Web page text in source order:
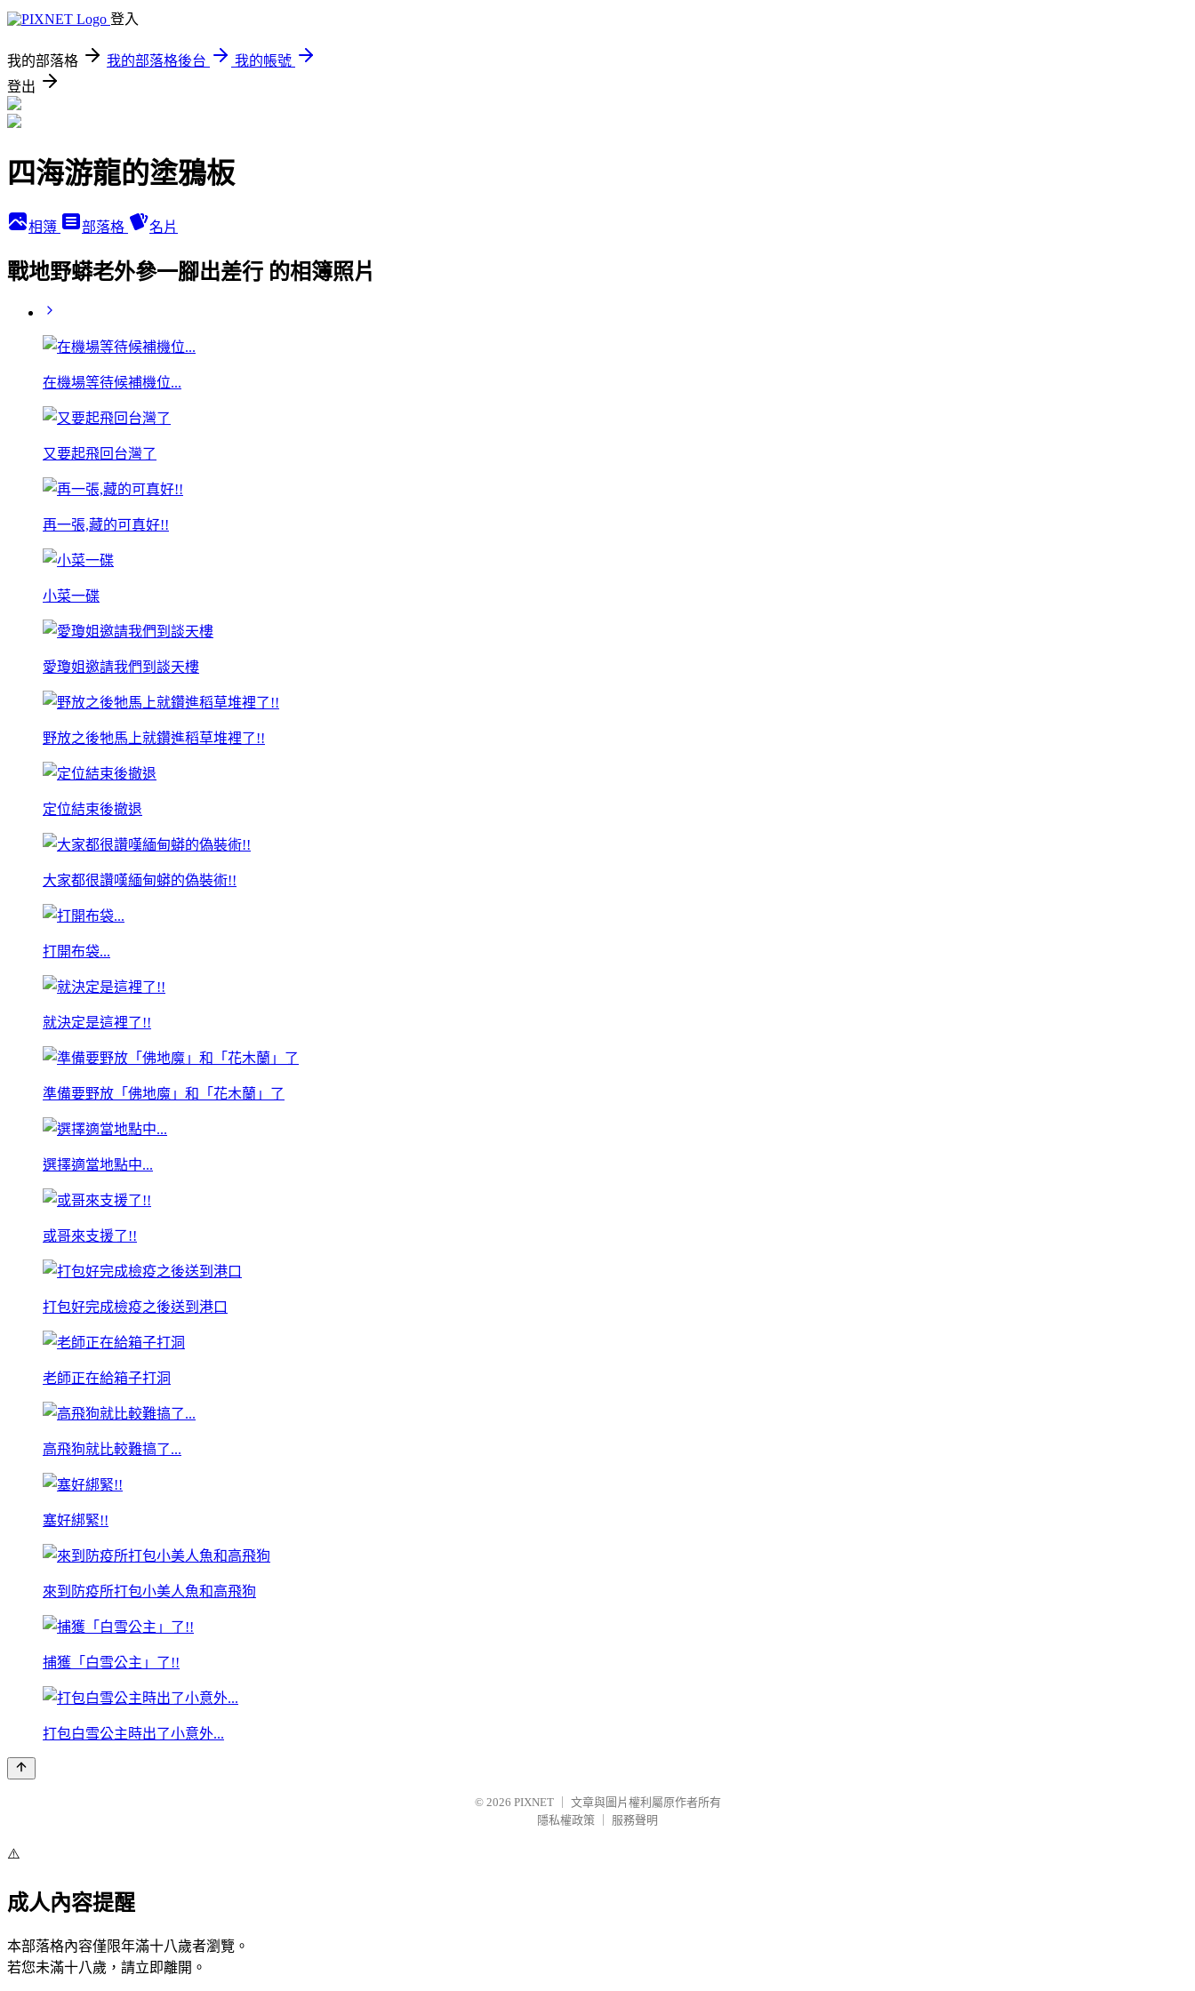
登入
我的部落格 我的部落格後台
我的帳號
登出
四海游龍的塗鴉板
相簿 部落格 名片
戰地野蟒老外參一腳出差行 的相簿照片
在機場等待候補機位...
又要起飛回台灣了
再一張,藏的可真好!!
小菜一碟
愛瓊姐邀請我們到談天樓
野放之後牠馬上就鑽進稻草堆裡了!!
定位結束後撤退
大家都很讚嘆緬甸蟒的偽裝術!!
打開布袋...
就決定是這裡了!!
準備要野放「佛地魔」和「花木蘭」了
選擇適當地點中...
或哥來支援了!!
打包好完成檢疫之後送到港口
老師正在給箱子打洞
高飛狗就比較難搞了...
塞好綁緊!!
來到防疫所打包小美人魚和高飛狗
捕獲「白雪公主」了!!
打包白雪公主時出了小意外...
© 2026 PIXNET
文章與圖片權利屬原作者所有
隱私權政策
服務聲明
⚠️
成人內容提醒
本部落格內容僅限年滿十八歲者瀏覽。
若您未滿十八歲，請立即離開。